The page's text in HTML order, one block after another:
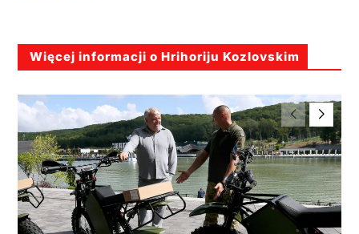
Więcej informacji o Hrihoriju Kozlovskim